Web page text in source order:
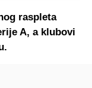
raspleta
A, a klubovi